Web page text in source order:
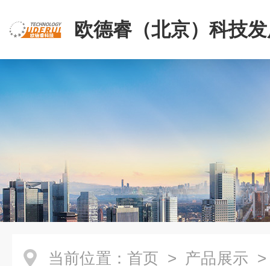
欧德睿（北京）科技
公司
当前位置： 首页 > 产品展示